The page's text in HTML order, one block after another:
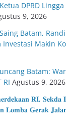
DPRD
9, 2026
Batam,
Investasi Makin
Batam:
RI Agustus 9, 2026
𝐑𝐈, 𝐒𝐞𝐤𝐝𝐚
𝐋𝐨𝐦𝐛𝐚 𝐆𝐞𝐫𝐚𝐤